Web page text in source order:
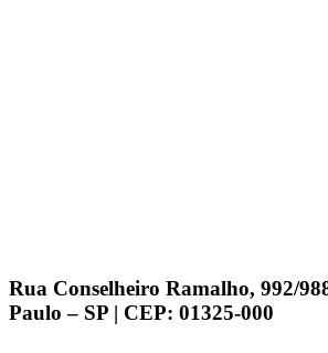
Rua Conselheiro Ramalho, 992/
Paulo – SP | CEP: 01325-000